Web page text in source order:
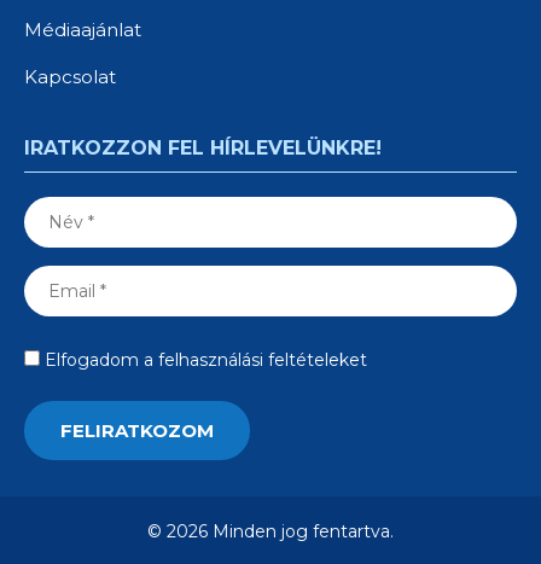
Médiaajánlat
Kapcsolat
IRATKOZZON FEL HÍRLEVELÜNKRE!
Elfogadom a felhasználási feltételeket
© 2026 Minden jog fentartva.